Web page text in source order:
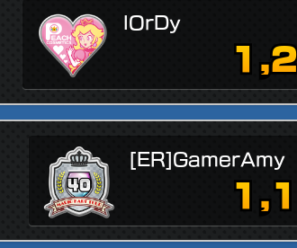
lOrDy
[ER]GamerAmy